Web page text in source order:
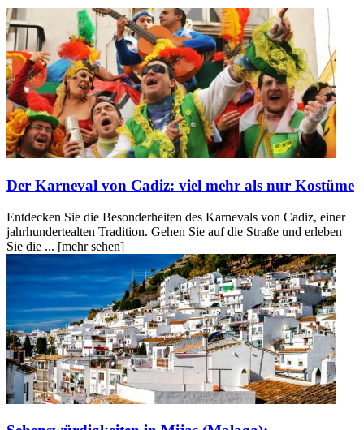
Der Karneval von Cadiz: viel mehr als nur Kostüme
Entdecken Sie die Besonderheiten des Karnevals von Cadiz, einer
jahrhundertealten Tradition. Gehen Sie auf die Straße und erleben
Sie die ... [mehr sehen]